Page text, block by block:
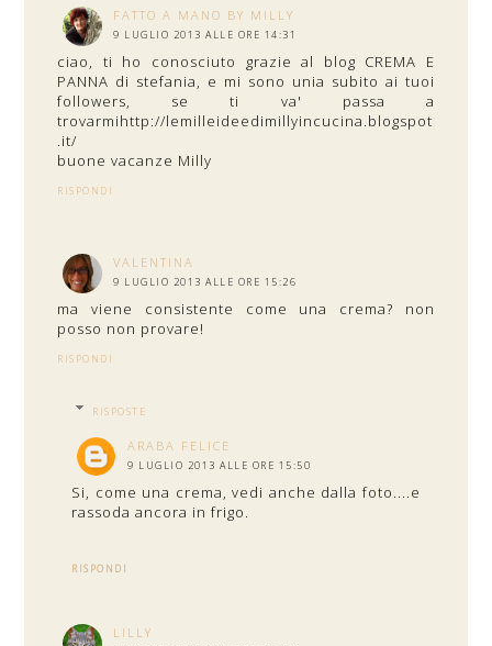
FATTO A MANO BY MILLY
9 LUGLIO 2013 ALLE ORE 14:31
ciao, ti ho conosciuto grazie al blog CREMA E
PANNA di stefania, e mi sono unia subito ai tuoi
followers, se ti va' passa a
trovarmihttp://lemilleideedimillyincucina.blogspot
.it/
buone vacanze Milly
RISPONDI
VALENTINA
9 LUGLIO 2013 ALLE ORE 15:26
ma viene consistente come una crema? non
posso non provare!
RISPONDI
RISPOSTE
ARABA FELICE
9 LUGLIO 2013 ALLE ORE 15:50
Si, come una crema, vedi anche dalla foto....e
rassoda ancora in frigo.
RISPONDI
LILLY